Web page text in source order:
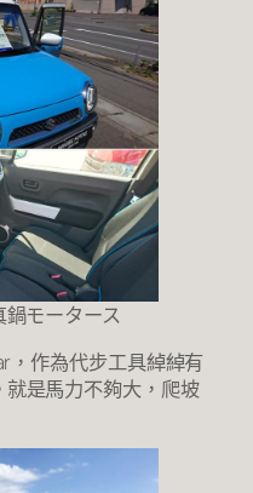
モータース
，作為代步工具綽綽有
是馬力不夠大，爬坡